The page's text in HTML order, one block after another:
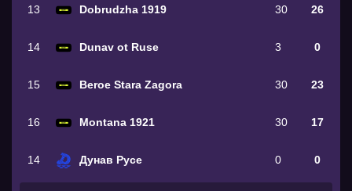
13 Dobrudzha 1919 30 26
14 Dunav ot Ruse 3 0
15 Beroe Stara Zagora 30 23
16 Montana 1921 30 17
14 Дунав Русе 0 0